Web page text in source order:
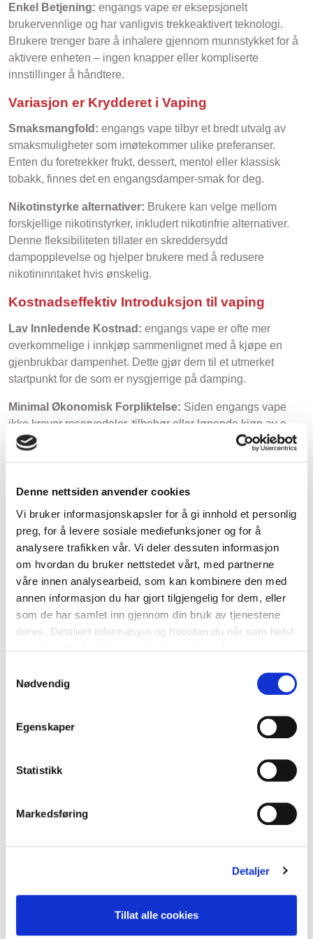
Denne nettsiden anvender cookies
Vi bruker informasjonskapsler for å gi innhold et personlig
preg, for å levere sosiale mediefunksjoner og for å
analysere trafikken vår. Vi deler dessuten informasjon
om hvordan du bruker nettstedet vårt, med partnerne
våre innen analysearbeid, som kan kombinere den med
annen informasjon du har gjort tilgjengelig for dem, eller
som de har samlet inn gjennom din bruk av tjenestene
deres. Detaljert informasjon og hvordan du når som helst
Nødvendig
Egenskaper
Statistikk
Markedsføring
Detaljer
Tillat alle cookies
Enkel Betjening: engangs vape er eksepsjonelt
brukervennlige og har vanligvis trekkeaktivert teknologi.
Brukere trenger bare å inhalere gjennom munnstykket for å
aktivere enheten – ingen knapper eller kompliserte
innstillinger å håndtere.
Variasjon er Krydderet i Vaping
Smaksmangfold: engangs vape tilbyr et bredt utvalg av
smaksmuligheter som imøtekommer ulike preferanser.
Enten du foretrekker frukt, dessert, mentol eller klassisk
tobakk, finnes det en engangsdamper-smak for deg.
Nikotinstyrke alternativer: Brukere kan velge mellom
forskjellige nikotinstyrker, inkludert nikotinfrie alternativer.
Denne fleksibiliteten tillater en skreddersydd
dampopplevelse og hjelper brukere med å redusere
nikotininntaket hvis ønskelig.
Kostnadseffektiv Introduksjon til vaping
Lav Innledende Kostnad: engangs vape er ofte mer
overkommelige i innkjøp sammenlignet med å kjøpe en
gjenbrukbar dampenhet. Dette gjør dem til et utmerket
startpunkt for de som er nysgjerrige på damping.
Minimal Økonomisk Forpliktelse: Siden engangs vape
ikke krever reservedeler, tilbehør eller løpende kjøp av e-
væske, kan brukere nyte damping uten en langsiktig
Hensyn til Helse
Skadereduksjon:Mens de ikke er helt uten risiko,
betraktes engangs vape generelt som mindre skadelige enn
tradisjonell tobakksrøyking. Dette skyldes at de eliminerer
forbrenningen som er ansvarlig for å produsere giftige
biprodukter som tjære og karbonmonoksid, som finnes i
sigarettrøyk. Fraværet av brennende tobakk betyr at
engangs vape ikke produserer skadelige partikler og mange
av de skadelige kjemikaliene som finnes i tradisjonell røyk.
Nikotinkontroll:
Mens engangs vape kan fungere som et
erkjenne tilstedeværelsen av nikotin i mange av disse
enhetene. Nikotin er en avhengighetsskapende substans
som finnes både i sigaretter og dampprodukter. Nikotinens
avhengighetsskapende karakter kan gjøre det utfordrende
vape eller andre nikotinholdige dampprodukter. engangs
redusere nikotininntaket eller bytte til nikotinfrie alternativer